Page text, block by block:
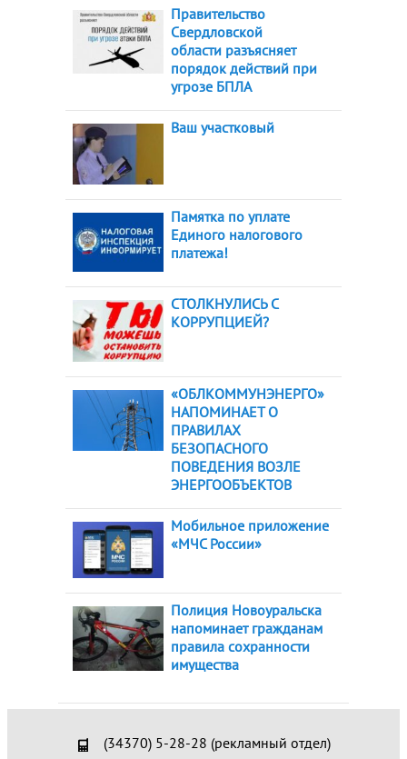
Правительство
Свердловской
области разъясняет
порядок действий при
угрозе БПЛА
Ваш участковый
Памятка по уплате
Единого налогового
платежа!
СТОЛКНУЛИСЬ С
КОРРУПЦИЕЙ?
«ОБЛКОММУНЭНЕРГО»
НАПОМИНАЕТ О
ПРАВИЛАХ
БЕЗОПАСНОГО
ПОВЕДЕНИЯ ВОЗЛЕ
ЭНЕРГООБЪЕКТОВ
Мобильное приложение
«МЧС России»
Полиция Новоуральска
напоминает гражданам
правила сохранности
имущества
(34370) 5-28-28 (рекламный отдел)